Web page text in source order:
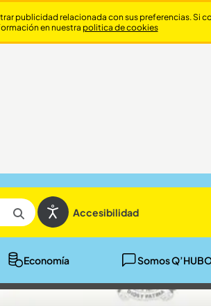
Accesibilidad
Economía Somos
publicidad relacionada con sus preferencias. Si
en nuestra politica de cookies